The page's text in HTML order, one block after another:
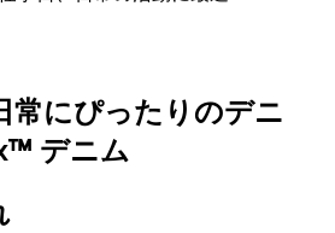
常にぴったりのデニ
デニム